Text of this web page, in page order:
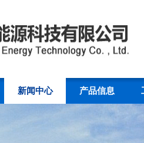
新闻中心 产品信息